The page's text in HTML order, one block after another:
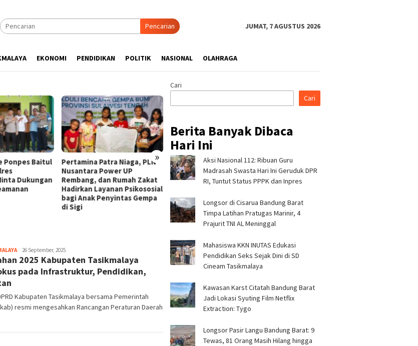
Pencarian JUMAT, 7 AGUSTUS 2026
EKONOMI PENDIDIKAN POLITIK NASIONAL OLAHRAGA
»
Ponpes Baitul
Dukungan
Pertamina Patra Niaga, PLN
Nusantara Power UP
Rembang, dan Rumah Zakat
Hadirkan Layanan Psikososial
bagi Anak Penyintas Gempa
di Sigi
Hadir di Indonesia Fashion
Week 2026, Tujuh Mitra
Binaan Pertamina Patra
Pasar dan Jejaring Bisnis
Kapolres Tasikmalaya
Silaturahmi ke Ponpes
Sukamanah dan Cipasung,
Tim
Redaksi
26 September, 2025
2025 Kabupaten Tasikmalaya
pada Infrastruktur, Pendidikan,
Kabupaten Tasikmalaya bersama Pemerintah
resmi mengesahkan Rancangan Peraturan Daerah
Cari
Cari
Berita Banyak Dibaca
Hari Ini
Aksi Nasional 112: Ribuan Guru
Madrasah Swasta Hari Ini Geruduk DPR
RI, Tuntut Status PPPK dan Inpres
Longsor di Cisarua Bandung Barat
Timpa Latihan Pra­tugas Marinir, 4
Prajurit TNI AL Meninggal
Mahasiswa KKN INUTAS Edukasi
Pendidikan Seks Sejak Dini di SD
Cineam Tasikmalaya
Kawasan Karst Citatah Bandung Barat
Jadi Lokasi Syuting Film Netflix
Extraction: Tygo
Longsor Pasir Langu Bandung Barat: 9
Tewas, 81 Orang Masih Hilang hingga